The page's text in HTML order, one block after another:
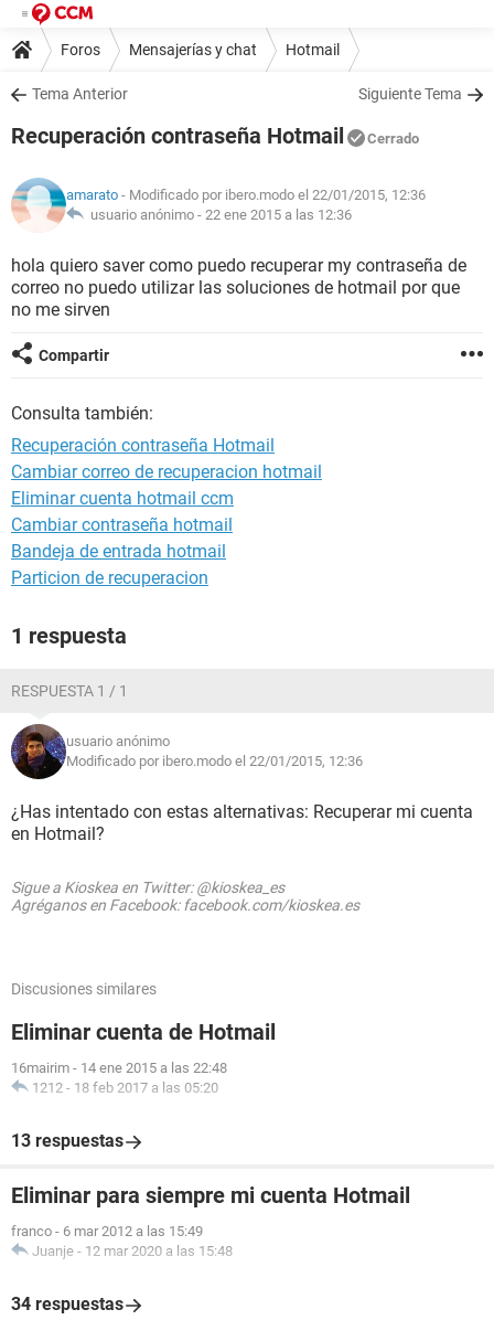
Foros Mensajerías y chat Hotmail
Tema Anterior Siguiente Tema
Recuperación contraseña Hotmail Cerrado
amarato - Modificado por ibero.modo el 22/01/2015, 12:36
usuario anónimo - 22 ene 2015 a las 12:36
hola quiero saver como puedo recuperar my contraseña de
correo no puedo utilizar las soluciones de hotmail por que
no me sirven
Compartir
Consulta también:
Recuperación contraseña Hotmail
Cambiar correo de recuperacion hotmail
Eliminar cuenta hotmail ccm
Cambiar contraseña hotmail
Bandeja de entrada hotmail
Particion de recuperacion
1 respuesta
RESPUESTA 1 / 1
usuario anónimo
Modificado por ibero.modo el 22/01/2015, 12:36
¿Has intentado con estas alternativas: Recuperar mi cuenta
en Hotmail?
Sigue a Kioskea en Twitter: @kioskea_es
Agréganos en Facebook: facebook.com/kioskea.es
Discusiones similares
Eliminar cuenta de Hotmail
16mairim - 14 ene 2015 a las 22:48
1212 - 18 feb 2017 a las 05:20
13 respuestas
Eliminar para siempre mi cuenta Hotmail
franco - 6 mar 2012 a las 15:49
Juanje - 12 mar 2020 a las 15:48
34 respuestas